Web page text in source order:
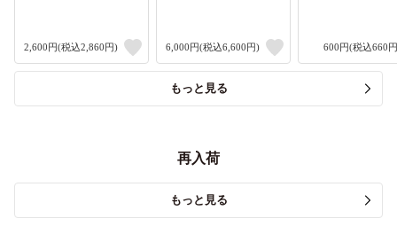
2,600円(税込2,860円) 6,000円(税込6,600円) 600円(税込660
もっと見る
再入荷
もっと見る